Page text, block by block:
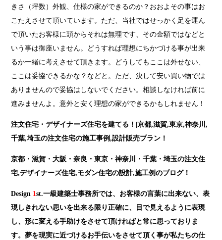
きさ（坪数）外観、仕様の家ができるのか？おおよその事はお
こたえさせて頂いています。ただ、当社ではせっかく足を運ん
で頂いたお客様に頭からそれは無理です、その金額ではなどと
いう事は御座いません。どうすれば理想にちかづける事が出来
るか一緒に考えさせて頂きます。どうしてもここは外せない、
ここは妥協できるかな？などと。ただ、決して安い買い物では
ありませんので妥協はしないでください。相談しなければ前に
進みませんよ。意外と安く理想の家ができるかもしれません！
注文住宅・デザイナーズ住宅を建てる！|京都,滋賀,東京,神奈川,
千葉,埼玉の注文住宅の施工事例,設計販売プラン！
京都・滋賀・大阪・奈良・東京・神奈川・千葉・埼玉の注文住
宅,デザイナーズ住宅,モダン住宅の設計,施工例のブログ！
Design 1st.一級建築士事務所では、お客様の言葉に出来ない、表
現しきれない思いを出来る限り正確に、目で見えるように表現
し、形に変える手助けをさせて頂ければと常に思っておりま
す。夢を現実に近づけるお手伝いをさせて頂く事が私たちの仕